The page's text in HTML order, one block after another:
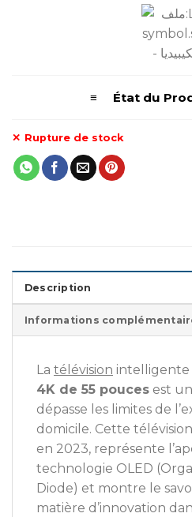
≡ État du
Rupture de stock
Description
Informations
La télévision intelligente
4K de 55 pouces est
dépasse les limites de
domicile. Cette
en 2023, représente
technologie OLED
Diode) et montre le
matière d’innovation